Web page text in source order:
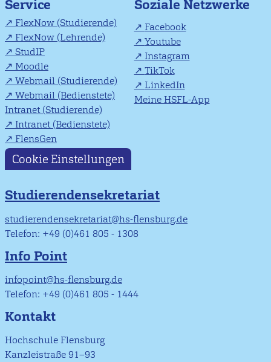
Service
FlexNow (Studierende)
FlexNow (Lehrende)
StudIP
Moodle
Webmail (Studierende)
Webmail (Bedienstete)
Intranet (Studierende)
Intranet (Bedienstete)
FlensGen
Soziale Netzwerke
Facebook
Youtube
Instagram
TikTok
LinkedIn
Meine HSFL-App
Cookie Einstellungen
Studierendensekretariat
studierendensekretariat@hs-flensburg.de
Telefon: +49 (0)461 805 - 1308
Info Point
infopoint@hs-flensburg.de
Telefon: +49 (0)461 805 - 1444
Kontakt
Hochschule Flensburg
Kanzleistraße 91–93